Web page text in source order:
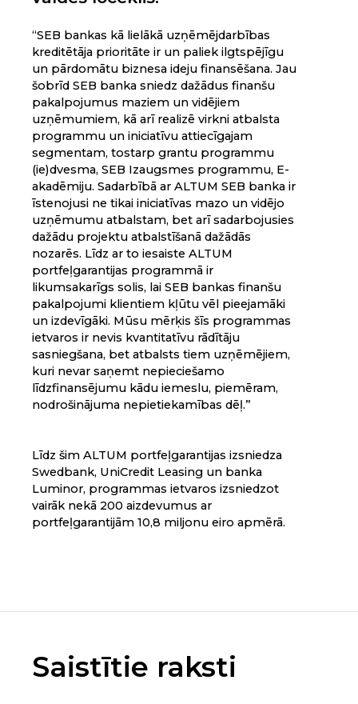
“SEB bankas kā lielākā uzņēmējdarbības
kreditētāja prioritāte ir un paliek ilgtspējīgu
un pārdomātu biznesa ideju finansēšana. Jau
šobrīd SEB banka sniedz dažādus finanšu
pakalpojumus maziem un vidējiem
uzņēmumiem, kā arī realizē virkni atbalsta
programmu un iniciatīvu attiecīgajam
segmentam, tostarp grantu programmu
(ie)dvesma, SEB Izaugsmes programmu, E-
akadēmiju. Sadarbībā ar ALTUM SEB banka ir
īstenojusi ne tikai iniciatīvas mazo un vidējo
uzņēmumu atbalstam, bet arī sadarbojusies
dažādu projektu atbalstīšanā dažādās
nozarēs. Līdz ar to iesaiste ALTUM
portfeļgarantijas programmā ir
likumsakarīgs solis, lai SEB bankas finanšu
pakalpojumi klientiem kļūtu vēl pieejamāki
un izdevīgāki. Mūsu mērķis šīs programmas
ietvaros ir nevis kvantitatīvu rādītāju
sasniegšana, bet atbalsts tiem uzņēmējiem,
kuri nevar saņemt nepieciešamo
līdzfinansējumu kādu iemeslu, piemēram,
nodrošinājuma nepietiekamības dēļ.”
Līdz šim ALTUM portfeļgarantijas izsniedza
Swedbank, UniCredit Leasing un banka
Luminor, programmas ietvaros izsniedzot
vairāk nekā 200 aizdevumus ar
portfeļgarantijām 10,8 miljonu eiro apmērā.
Saistītie raksti